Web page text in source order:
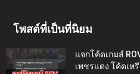
โพสต์ที่เป็นที่นิยม
แจกโค้ดเกมส์
เพชรแดง โค้ดเห